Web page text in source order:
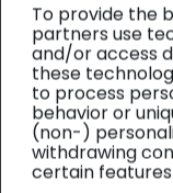
To provide the
partners use
and/or access
these
to process
behavior or
(non-)
withdrawing
certain